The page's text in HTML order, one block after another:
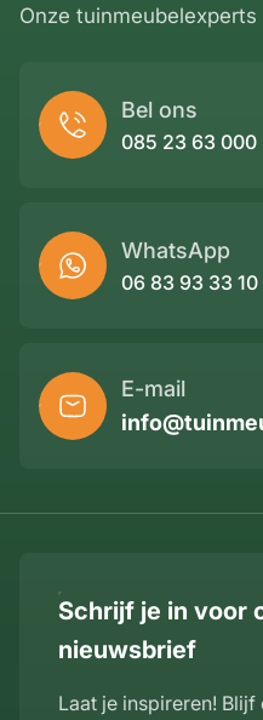
Onze tuinmeubelexperts
Bel ons
085 23 63 000
WhatsApp
06 83 93 33 10
E-mail
Schrijf je in voor
nieuwsbrief
Laat je inspireren!